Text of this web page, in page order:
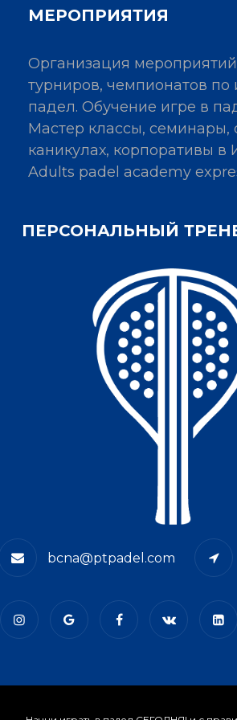
МЕРОПРИЯТИЯ
Организация
турниров, чемпионатов по
падел. Обучение игре в
Мастер классы, семинары,
каникулах, корпоративы в
Adults padel academy
ПЕРСОНАЛЬНЫЙ
bcna@ptpadel.com